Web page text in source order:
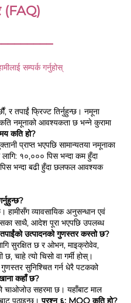
(FAQ)
सम्पर्क गर्नुहोस्
र तपाईं फ्रिज्ट तिर्नुहुन्छ। नमूना
नमूनाको आवश्यकता छ भन्ने कुरामा
कति हो?
प्राप्त भएपछि सामान्यतया नमूनाका
१०,००० पिस भन्दा कम हुँदा
भन्दा बढी हुँदा छलफल आवश्यक
व्यावसायिक अनुसन्धान एवं
साथै, आदेश पूरा भएपछि उपलब्ध
उत्पादनको गुणस्तर कस्तो छ?
सुरक्षित छ र ओभन, माइक्रोवेव,
चाहे त्यो चिसो वा गर्मी होस्।
गुणस्तर सुनिश्चित गर्न धेरै पटकको
कहाँ छ?
चाओजोउ सहरमा छ। यहाँबाट माल
पठाइन्छ। प्रश्न ६: MOQ कति हो?